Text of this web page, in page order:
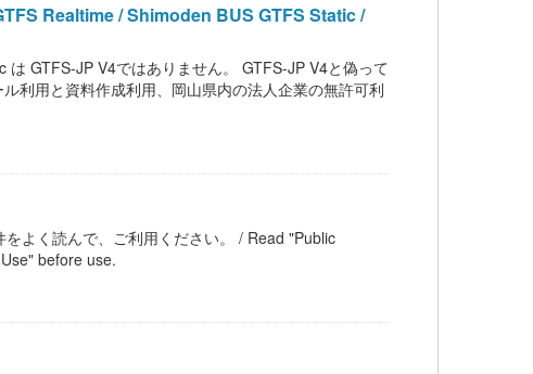
Realtime / Shimoden BUS GTFS Static /
GTFS-JP V4ではありません。 GTFS-JP V4と偽って
利用と資料作成利用、岡山県内の法人企業の無許可利
よく読んで、ご利用ください。 / Read "Public
before use.